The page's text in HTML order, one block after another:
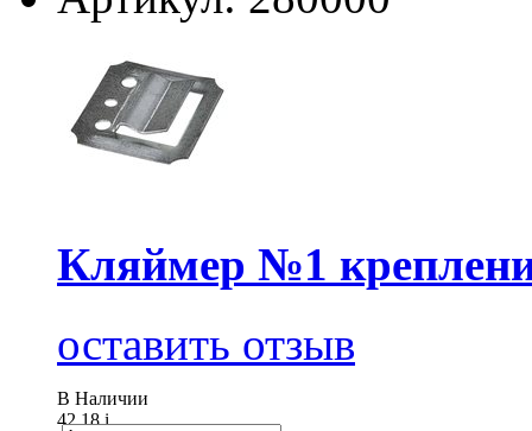
Кляймер №1
оставить отзыв
В Наличии
42.18i